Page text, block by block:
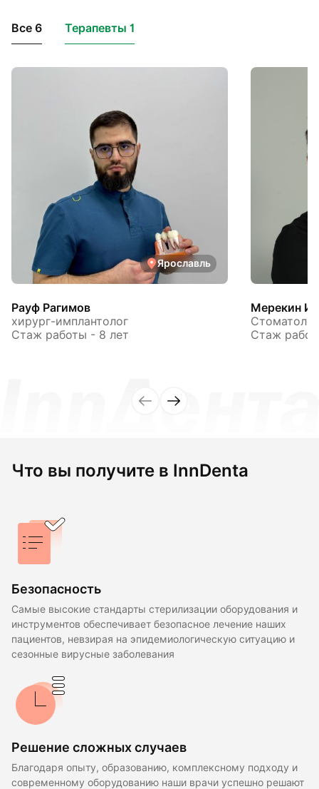
Все 6 Терапевты 1
Ярославль
Рауф Рагимов
хирург-имплантолог
Стаж работы - 8 лет
Мерекин
Стаж
Что вы получите в InnDenta
Безопасность
Самые высокие стандарты стерилизации оборудования и
инструментов обеспечивает безопасное лечение наших
пациентов, невзирая на эпидемиологическую ситуацию и
сезонные вирусные заболевания
Решение сложных случаев
Благодаря опыту, образованию, комплексному подходу и
современному оборудованию наши врачи успешно решают